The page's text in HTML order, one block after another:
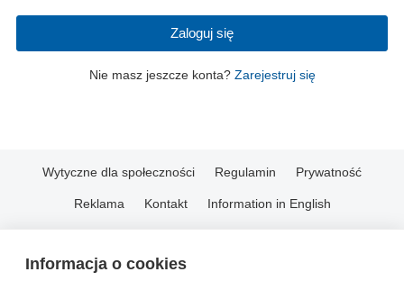
Informacja o cookies
Zaloguj się
Nie masz jeszcze konta? Zarejestruj się
Wytyczne dla społeczności Regulamin Prywatność
Reklama Kontakt Information in English